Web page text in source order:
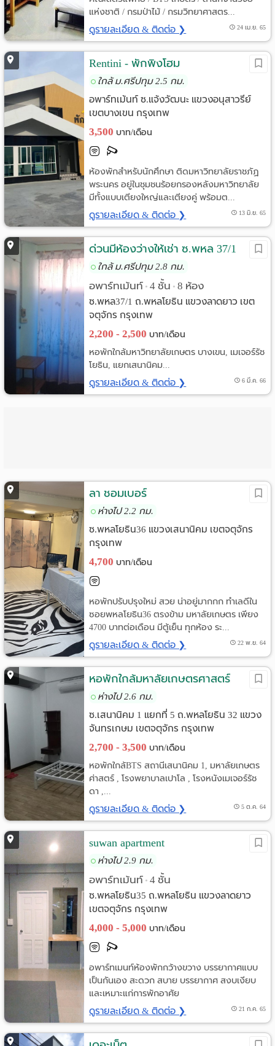
แห่งชาติ / กรมป่าไม้ / กรมวิทยาศาสตร...
ดูรายละเอียด & ติดต่อ ❯ 24 เม.ย. 65
Rentini - พักพิงโฮม
ใกล้ ม.ศรีปทุม 2.5 กม.
อพาร์ทเม้นท์ ซ.แจ้งวัฒนะ แขวงอนุสาวรีย์
เขตบางเขน กรุงเทพ
3,500 บาท/เดือน
ห้องพักสำหรับนักศึกษา ติดมหาวิทยาลัยราชภัฏ
พระนคร อยู่ในชุมชนร้อยกรองหลังมหาวิทยาลัย
มีทั้งแบบเตียงใหญ่และเตียงคู่ พร้อมต...
ดูรายละเอียด & ติดต่อ ❯ 13 มิ.ย. 65
ด่วนมีห้องว่างให้เช่า ซ.พหล 37/1
ใกล้ ม.ศรีปทุม 2.8 กม.
อพาร์ทเม้นท์ • 4 ชั้น • 8 ห้อง
ซ.พหล37/1 ถ.พหลโยธิน แขวงลาดยาว เขต
จตุจักร กรุงเทพ
2,200 - 2,500 บาท/เดือน
หอพักใกล้มหาวิทยาลัยเกษตร บางเขน, เมเจอร์รัช
โยธิน, แยกเสนานิคม...
ดูรายละเอียด & ติดต่อ ❯ 6 มี.ค. 66
ลา ชอมเบอร์
ห่างไป 2.2 กม.
ซ.พหลโยธิน36 แขวงเสนานิคม เขตจตุจักร
กรุงเทพ
4,700 บาท/เดือน
หอพักปรับปรุงใหม่ สวย น่าอยู่มากกก ทำเลดีใน
ซอยพหลโยธิน36 ตรงข้าม มหาลัยเกษตร เพียง
4700 บาทต่อเดือน มีตู้เย็น ทุกห้อง ระ...
ดูรายละเอียด & ติดต่อ ❯ 22 พ.ย. 64
หอพักใกล้มหาลัยเกษตรศาสตร์
ห่างไป 2.6 กม.
ซ.เสนานิคม 1 แยกที่ 5 ถ.พหลโยธิน 32 แขวง
จันทรเกษม เขตจตุจักร กรุงเทพ
2,700 - 3,500 บาท/เดือน
หอพักใกล้BTS สถานีเสนานิคม 1, มหาลัยเกษตร
ศ่าสตร์ , โรงพยาบาลเปาโล , โรงหนังเมเจอร์รัช
ดา ,...
ดูรายละเอียด & ติดต่อ ❯ 5 ต.ค. 64
suwan apartment
ห่างไป 2.9 กม.
อพาร์ทเม้นท์ • 4 ชั้น
ซ.พหลโยธิน35 ถ.พหลโยธิน แขวงลาดยาว
เขตจตุจักร กรุงเทพ
4,000 - 5,000 บาท/เดือน
อพาร์ทเมนท์ห้องพักกว้างขวาง บรรยากาศแบบ
เป็นกันเอง สะดวก สบาย บรรยากาศ สงบเงียบ
และเหมาะแก่การพักอาศัย
ดูรายละเอียด & ติดต่อ ❯ 21 ก.ค. 65